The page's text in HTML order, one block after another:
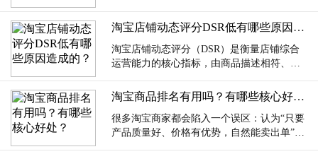
具，以C...
淘宝店铺动态评分DSR低有哪些原因造成的？
淘宝店铺动态评分（DSR）是衡量店铺综合
运营能力的核心指标，由商品描述相符、服
分...
淘宝商品排名有用吗？有哪些核心好处？
很多淘宝商家都会陷入一个误区：认为“只要
产品质量好、价格有优势，自然能卖出单”，